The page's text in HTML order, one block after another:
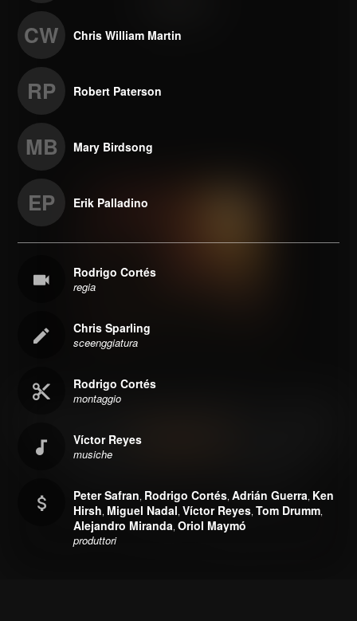
CW Chris William Martin
RP Robert Paterson
MB Mary Birdsong
EP Erik Palladino
Rodrigo Cortés
regia
Chris Sparling
sceenggiatura
Rodrigo Cortés
montaggio
Víctor Reyes
musiche
Peter Safran, Rodrigo Cortés,Adrián Guerra, Ken
Hirsh, Miguel Nadal,Víctor Reyes,Tom Drumm,
Alejandro Miranda,Oriol Maymó
produttori